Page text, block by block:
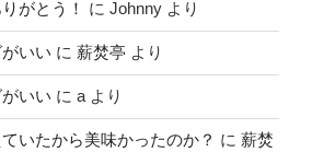
がとう！ に Johnny より
いい に 薪焚亭 より
いい に a より
いたから美味かったのか？ に 薪焚